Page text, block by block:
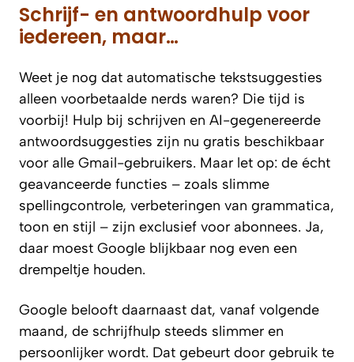
Schrijf- en antwoordhulp voor
iedereen, maar…
Weet je nog dat automatische tekstsuggesties
alleen voorbetaalde nerds waren? Die tijd is
voorbij! Hulp bij schrijven en AI-gegenereerde
antwoordsuggesties zijn nu gratis beschikbaar
voor alle Gmail-gebruikers. Maar let op: de écht
geavanceerde functies – zoals slimme
spellingcontrole, verbeteringen van grammatica,
toon en stijl – zijn exclusief voor abonnees. Ja,
daar moest Google blijkbaar nog even een
drempeltje houden.
Google belooft daarnaast dat, vanaf volgende
maand, de schrijfhulp steeds slimmer en
persoonlijker wordt. Dat gebeurt door gebruik te